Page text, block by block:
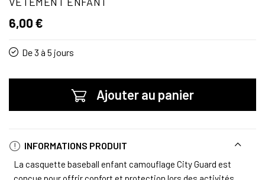
6,00 €
De 3 à 5 jours
Ajouter au panier
INFORMATIONS PRODUIT
La casquette baseball enfant camouflage City Guard est